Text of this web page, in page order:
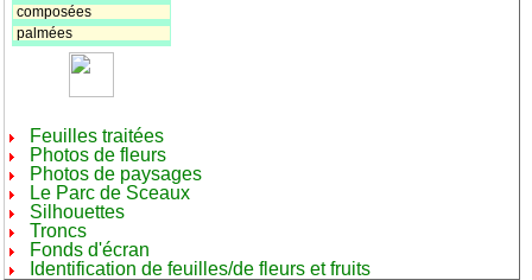
composées
palmées
Feuilles traitées
Photos de fleurs
Photos de paysages
Le Parc de Sceaux
Silhouettes
Troncs
Fonds d'écran
Identification de feuilles/de fleurs et fruits